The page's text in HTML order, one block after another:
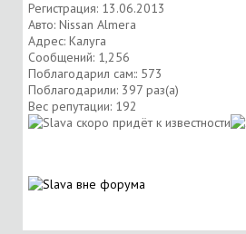
Регистрация: 13.06.2013
Авто: Nissan Almera
Адрес: Калуга
Сообщений: 1,256
Поблагодарил сам:: 573
Поблагодарили: 397 раз(а)
Вес репутации: 192